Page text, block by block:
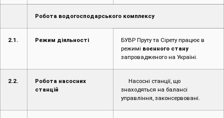
Робота водогосподарського комплексу
2.1. Режим діяльності
БУВР Пруту та Сірету працює в
режимі воєнного стану
запровадженого на Україні.
2.2.
Робота насосних
станцій
Насосні станції, що
знаходяться на балансі
управління, законсервовані.